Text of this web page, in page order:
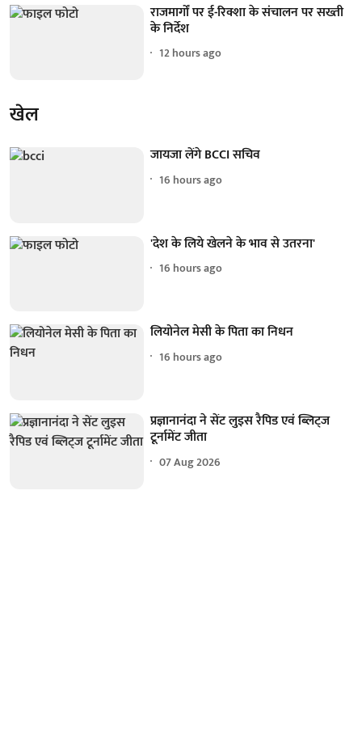
राजमार्गों पर ई-रिक्शा के संचालन पर सख्ती
के निर्देश
12 hours ago
खेल
जायजा लेंगे BCCI सचिव
16 hours ago
'देश के लिये खेलने के भाव से उतरना'
16 hours ago
लियोनेल मेसी के पिता का निधन
16 hours ago
प्रज्ञानानंदा ने सेंट लुइस रैपिड एवं ब्लिट्ज
टूर्नामेंट जीता
07 Aug 2026